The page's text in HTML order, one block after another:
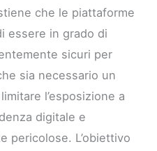
che le piattaforme
essere in grado di
sicuri per
sia necessario un
l’esposizione a
digitale e
pericolose. L’obiettivo